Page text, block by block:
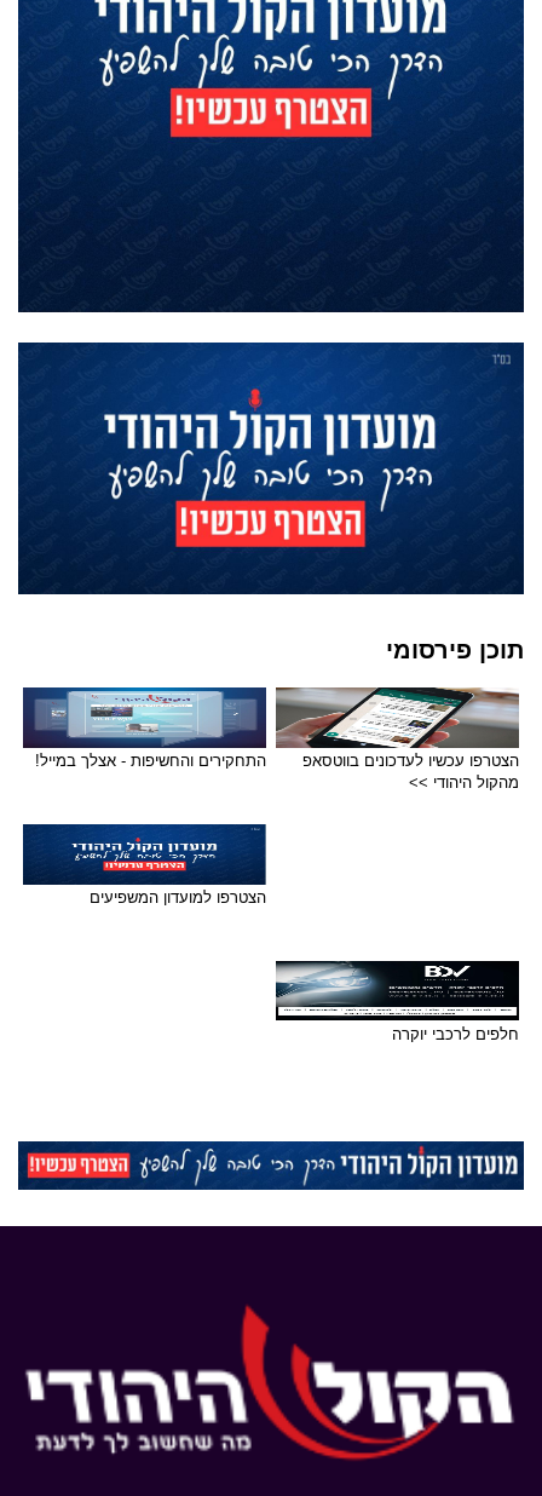
תוכן פירסומי
הצטרפו עכשיו לעדכונים בווטסאפ
מהקול היהודי >>
התחקירים והחשיפות - אצלך במייל!
הצטרפו למועדון המשפיעים
חלפים לרכבי יוקרה